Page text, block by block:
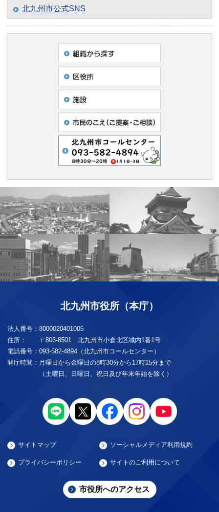
北九州市公式SNS
北九州市役所（本庁）
法人番号： 8000020401005
住所：
〒803-8501 北九州市小倉北区城内1番1号
電話番号： 093-582-4894（北九州市コールセンター）
開庁時間： 月曜日から金曜日の8時30分から17時15分まで
（土曜日、日曜日、祝日及び年末年始を除く）
サイトマップ ソーシャルメディア利用規約
プライバシーポリシー サイトのご利用について
市役所へのアクセス